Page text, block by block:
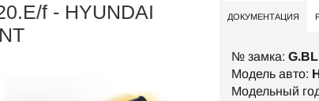
f - HYUNDAI
ДОКУМЕНТАЦИЯ
№ замка:
Модель авто:
Модельный